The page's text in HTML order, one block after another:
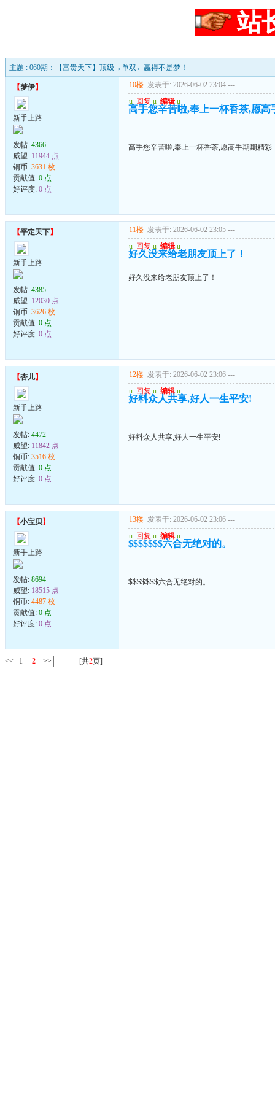
站
主题 : 060期：【富贵天下】顶级→单双←赢得不是梦！
【梦伊】
新手上路
发帖: 4366
威望: 11944 点
铜币: 3631 枚
贡献值: 0 点
好评度: 0 点
10楼 发表于: 2026-06-02 23:04 ---
u 回复 u 编辑 u
高手您辛苦啦,奉上一杯香茶,愿高
高手您辛苦啦,奉上一杯香茶,愿高手期期精彩
【平定天下】
新手上路
发帖: 4385
威望: 12030 点
铜币: 3626 枚
贡献值: 0 点
好评度: 0 点
11楼 发表于: 2026-06-02 23:05 ---
u 回复 u 编辑 u
好久没来给老朋友顶上了！
好久没来给老朋友顶上了！
【杏儿】
新手上路
发帖: 4472
威望: 11842 点
铜币: 3516 枚
贡献值: 0 点
好评度: 0 点
12楼 发表于: 2026-06-02 23:06 ---
u 回复 u 编辑 u
好料众人共享,好人一生平安!
好料众人共享,好人一生平安!
【小宝贝】
新手上路
发帖: 8694
威望: 18515 点
铜币: 4487 枚
贡献值: 0 点
好评度: 0 点
13楼 发表于: 2026-06-02 23:06 ---
u 回复 u 编辑 u
$$$$$$$六合无绝对的。
$$$$$$$六合无绝对的。
<< 1 2 >> [共2页]